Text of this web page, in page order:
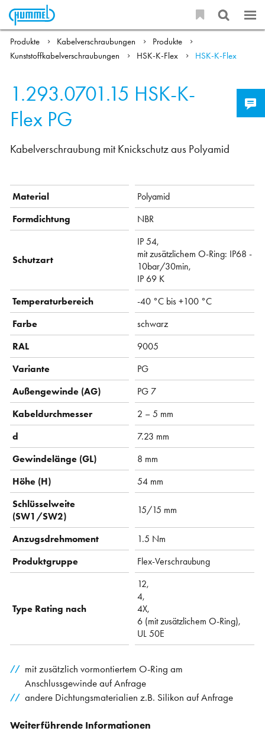
Produkte Kabelverschraubungen
Produkte
Kunststoffkabelverschraubungen
HSK-K-Flex HSK-K-Flex
1.293.0701.15 HSK-K-
Flex PG
Kabelverschraubung mit Knickschutz aus Polyamid
Material
Polyamid
Formdichtung
NBR
Schutzart
IP 54,
mit zusätzlichem O-Ring: IP68 -
10bar/30min,
IP 69 K
Temperaturbereich
-40 °C bis +100 °C
Farbe
schwarz
RAL
9005
Variante
PG
Außengewinde (AG)
PG 7
Kabeldurchmesser
2 – 5 mm
d
7.23 mm
Gewindelänge (GL)
8 mm
Höhe (H)
54 mm
Schlüsselweite
(SW1/SW2)
15/15 mm
Anzugsdrehmoment
1.5 Nm
Produktgruppe
Flex-Verschraubung
Type Rating nach
12,
4,
4X,
6 (mit zusätzlichem O-Ring),
UL 50E
mit zusätzlich vormontiertem O-Ring am
Anschlussgewinde auf Anfrage
andere Dichtungsmaterialien z.B. Silikon auf Anfrage
Weiterführende Informationen